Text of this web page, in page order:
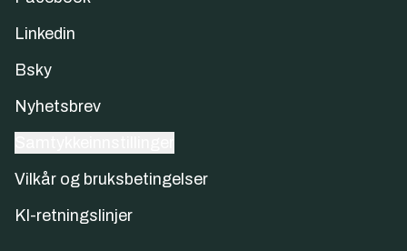
Linkedin
Bsky
Nyhetsbrev
Vilkår og bruksbetingelser
KI-retningslinjer